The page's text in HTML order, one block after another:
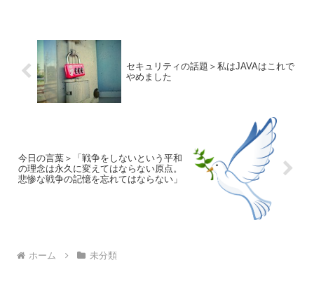
セキュリティの話題＞私はJAVAはこれで
やめました
今日の言葉＞「戦争をしないという平和
の理念は永久に変えてはならない原点。
悲惨な戦争の記憶を忘れてはならない」
ホーム 未分類